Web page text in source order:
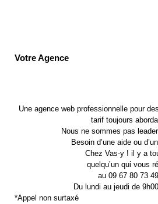
Votre Agence
Une agence web professionnelle pour
tarif toujours
Nous ne sommes pas
Besoin d’une aide ou
Chez Vas-y ! il y a
quelqu’un qui vous
au 09 67 80 73
Du lundi au jeudi de
*Appel non surtaxé